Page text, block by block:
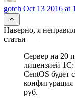
gotch Oct 13 2016 at
Наверно, я
статьи —
Сервер на 20
лицензией
CentOS будет
руб.